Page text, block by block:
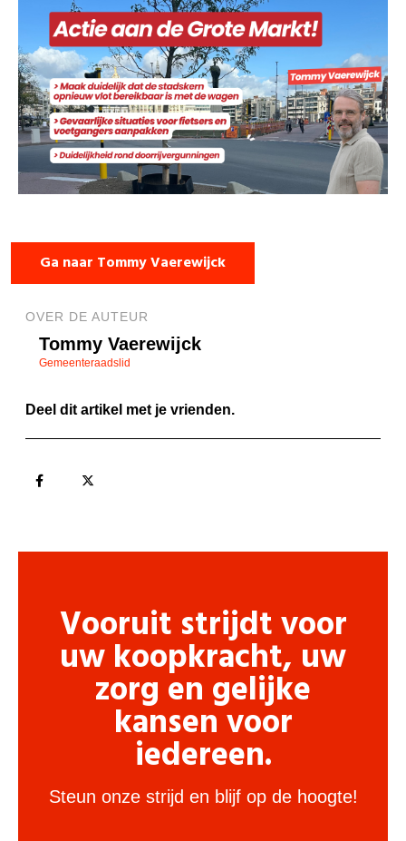
Ga naar Tommy Vaerewijck
OVER DE AUTEUR
Tommy Vaerewijck
Gemeenteraadslid
Deel dit artikel met je vrienden.
Vooruit strijdt voor
uw koopkracht, uw
zorg en gelijke
kansen voor
iedereen.
Steun onze strijd en blijf op de hoogte!